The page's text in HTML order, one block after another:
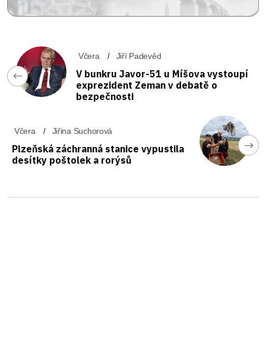
Včera Jiří Padevěd
V bunkru Javor-51 u Míšova vystoupí
exprezident Zeman v debatě o
bezpečnosti
Včera Jiřina Suchorová
Plzeňská záchranná stanice vypustila
desítky poštolek a rorýsů